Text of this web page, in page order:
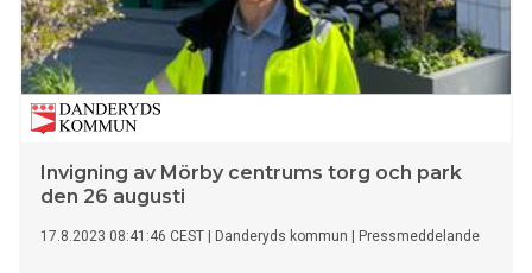
Invigning av Mörby centrums torg och park
den 26 augusti
17.8.2023 08:41:46 CEST Danderyds kommun Pressmeddelande